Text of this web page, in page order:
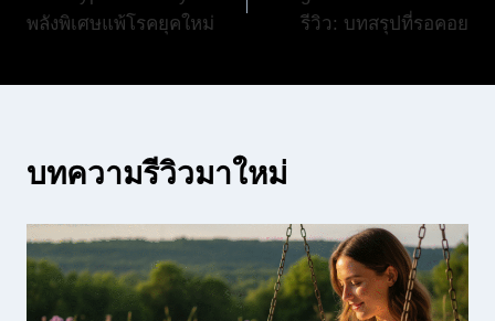
เรื่อง
พลังพิเศษแพ้โรคยุคใหม่
รีวิว: บทสรุปที่รอคอย
บทความรีวิวมาใหม่